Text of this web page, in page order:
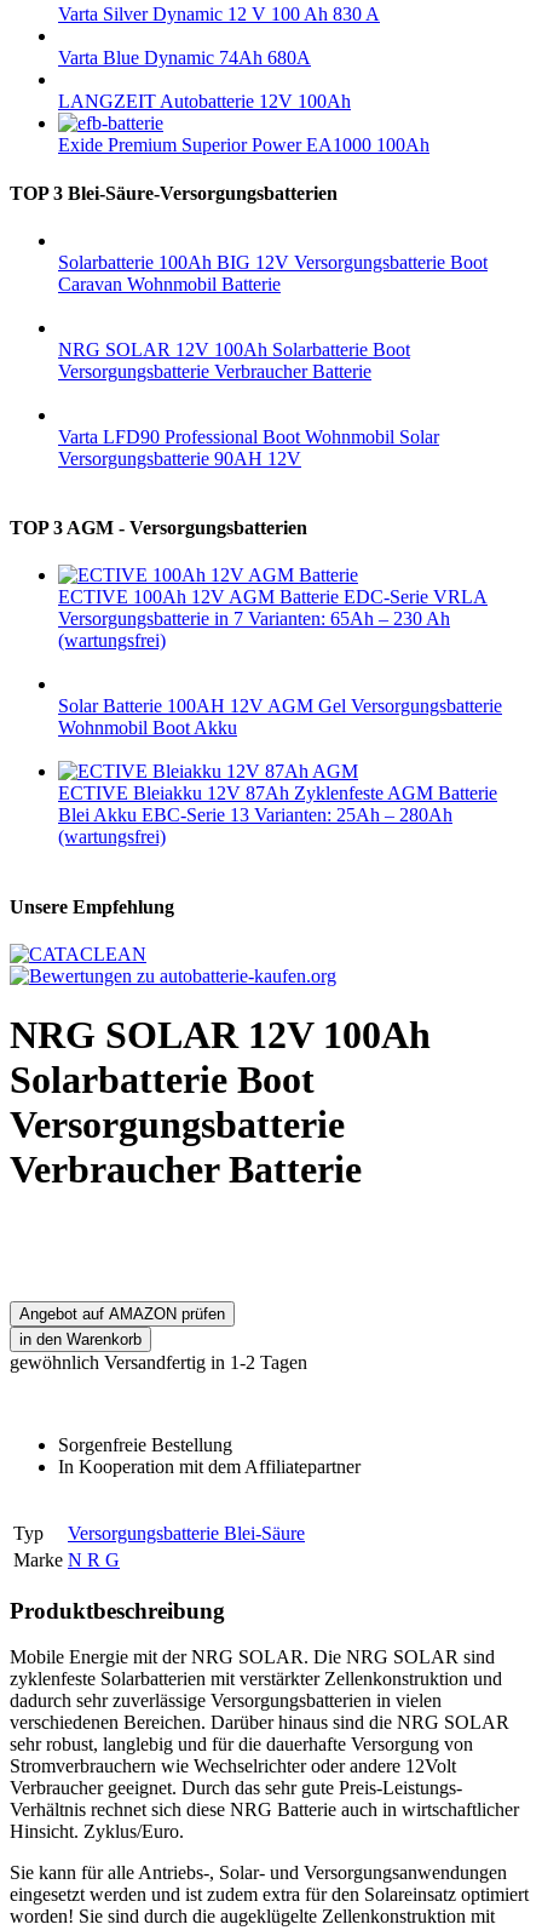
Varta Silver Dynamic 12 V 100 Ah 830 A
Varta Blue Dynamic 74Ah 680A
LANGZEIT Autobatterie 12V 100Ah
Exide Premium Superior Power EA1000 100Ah
TOP 3 Blei-Säure-Versorgungsbatterien
Solarbatterie 100Ah BIG 12V Versorgungsbatterie Boot
Caravan Wohnmobil Batterie
NRG SOLAR 12V 100Ah Solarbatterie Boot
Versorgungsbatterie Verbraucher Batterie
Varta LFD90 Professional Boot Wohnmobil Solar
Versorgungsbatterie 90AH 12V
TOP 3 AGM - Versorgungsbatterien
ECTIVE 100Ah 12V AGM Batterie EDC-Serie VRLA
Versorgungsbatterie in 7 Varianten: 65Ah – 230 Ah
(wartungsfrei)
Solar Batterie 100AH 12V AGM Gel Versorgungsbatterie
Wohnmobil Boot Akku
ECTIVE Bleiakku 12V 87Ah Zyklenfeste AGM Batterie
Blei Akku EBC-Serie 13 Varianten: 25Ah – 280Ah
(wartungsfrei)
Unsere Empfehlung
NRG SOLAR 12V 100Ah
Solarbatterie Boot
Versorgungsbatterie
Verbraucher Batterie
Angebot auf AMAZON prüfen
gewöhnlich Versandfertig in 1-2 Tagen
Sorgenfreie Bestellung
In Kooperation mit dem Affiliatepartner
Typ
Versorgungsbatterie Blei-Säure
Marke N R G
Produktbeschreibung
Mobile Energie mit der NRG SOLAR. Die NRG SOLAR sind
zyklenfeste Solarbatterien mit verstärkter Zellenkonstruktion und
dadurch sehr zuverlässige Versorgungsbatterien in vielen
verschiedenen Bereichen. Darüber hinaus sind die NRG SOLAR
sehr robust, langlebig und für die dauerhafte Versorgung von
Stromverbrauchern wie Wechselrichter oder andere 12Volt
Verbraucher geeignet. Durch das sehr gute Preis-Leistungs-
Verhältnis rechnet sich diese NRG Batterie auch in wirtschaftlicher
Hinsicht. Zyklus/Euro.
Sie kann für alle Antriebs-, Solar- und Versorgungsanwendungen
eingesetzt werden und ist zudem extra für den Solareinsatz optimiert
worden! Sie sind durch die augeklügelte Zellenkonstruktion mit